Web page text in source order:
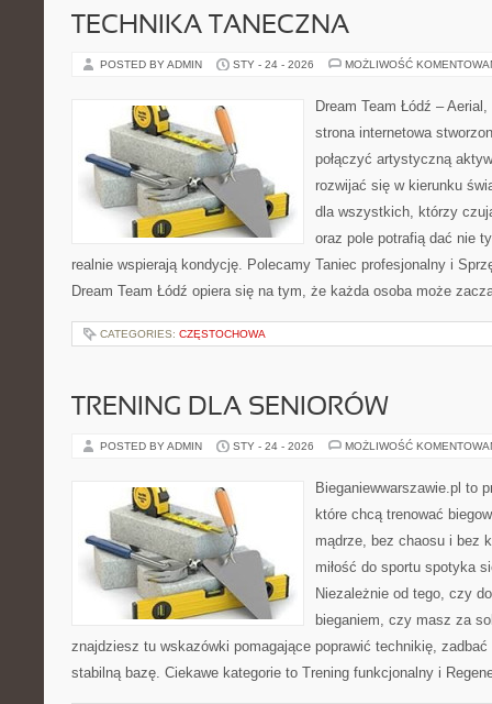
TECHNIKA TANECZNA
POSTED BY ADMIN STY - 24 - 2026 MOŻLIWOŚĆ
Dream Team Łódź –
strona internetowa
połączyć artystyczną
rozwijać się w kierunku
dla wszystkich, którzy
oraz pole potrafią dać nie
realnie wspierają kondycję. Polecamy Taniec profesjonalny i
Dream Team Łódź opiera się na tym, że każda osoba może
CATEGORIES: CZĘSTOCHOWA
TRENING DLA SENIORÓW
POSTED BY ADMIN STY - 24 - 2026 MOŻLIWOŚĆ
Bieganiewwarszawie.pl to
które chcą trenować
mądrze, bez chaosu i bez
miłość do sportu spotyka
Niezależnie od tego, czy
bieganiem, czy masz za
znajdziesz tu wskazówki pomagające poprawić technikię,
stabilną bazę. Ciekawe kategorie to Trening funkcjonalny i